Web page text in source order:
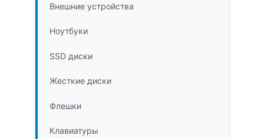
Внешние устройства
Ноутбуки
SSD диски
Жесткие диски
Флешки
Клавиатуры